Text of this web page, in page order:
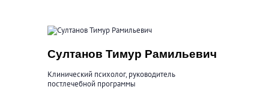
Султанов Тимур Рамильевич
Клинический психолог, руководитель
постлечебной программы